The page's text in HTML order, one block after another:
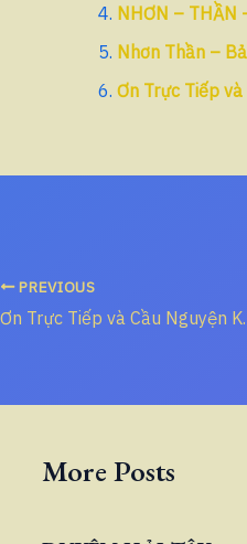
NHƠN – THẦN
Nhơn Thần –
Ơn Trực Tiếp
PREVIOUS
Ơn Trực
More Posts